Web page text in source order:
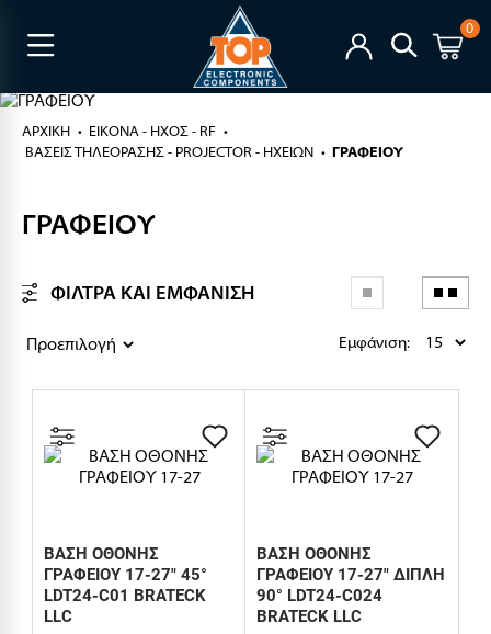
0
ΑΡΧΙΚΉ
ΕΙΚΟΝΑ - ΗΧΟΣ - RF
ΒΑΣΕΙΣ ΤΗΛΕΟΡΑΣΗΣ - PROJECTOR - ΗΧΕΙΩΝ
ΓΡΑΦΕΙΟΥ
ΓΡΑΦΕΙΟΥ
ΦΙΛΤΡΑ ΚΑΙ ΕΜΦΑΝΙΣΗ
Εμφάνιση:
ΒΑΣΗ ΟΘΟΝΗΣ
ΓΡΑΦΕΙΟΥ 17-27" 45°
LDT24-C01 BRATECK
LLC
ΒΑΣΗ ΟΘΟΝΗΣ
ΓΡΑΦΕΙΟΥ 17-27" ΔΙΠΛΗ
90° LDT24-C024
BRATECK LLC